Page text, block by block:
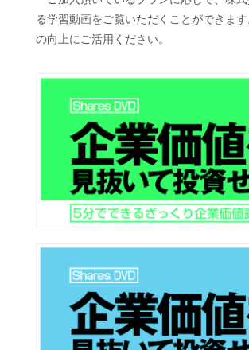
る学習動画をご覧いただくことができま
の向上にご活用ください。